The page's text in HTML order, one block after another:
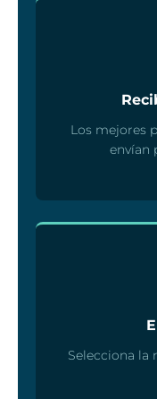
Los mejores
envían
Selecciona la